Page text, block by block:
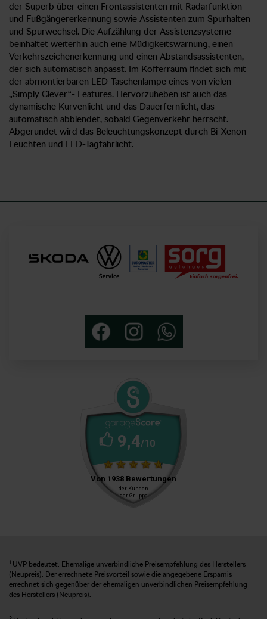
der Superb über einen Frontassistenten mit Radarfunktion
und Fußgängererkennung sowie Assistenten zum Spurhalten
und Spurwechsel. Die Aufzählung der Assistenzsysteme
beinhaltet weiterhin auch eine Müdigkeitswarnung, einen
Verkehrszeichenerkennung und einen Abstandsassistenten,
der sich automatisch anpasst. Im Kofferraum findet sich mit
der abmontierbaren LED-Taschenlampe eines von vielen
„Simply Clever“- Features. Hervorzuheben ist auch das
dynamische Kurvenlicht und das Dauerfernlicht, das
automatisch abblendet, sobald Gegenverkehr herrscht.
Abgerundet wird das Beleuchtungskonzept durch Bi-Xenon-
Leuchten und LED-Tagfahrlicht.
1 UVP bedeutet: Ehemalige unverbindliche Preisempfehlung des Herstellers
(Neupreis). Der errechnete Preisvorteil sowie die angegebene Ersparnis
errechnet sich gegenüber der ehemaligen unverbindlichen Preisempfehlung
des Herstellers (Neupreis).